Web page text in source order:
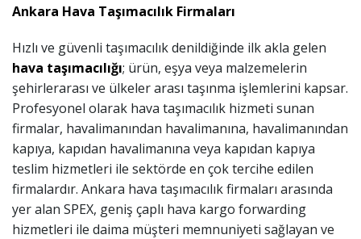
Ankara Hava Taşımacılık Firmaları
Hızlı ve güvenli taşımacılık denildiğinde ilk akla gelen
hava taşımacılığı; ürün, eşya veya malzemelerin
şehirlerarası ve ülkeler arası taşınma işlemlerini kapsar.
Profesyonel olarak hava taşımacılık hizmeti sunan
firmalar, havalimanından havalimanına, havalimanından
kapıya, kapıdan havalimanına veya kapıdan kapıya
teslim hizmetleri ile sektörde en çok tercihe edilen
firmalardır. Ankara hava taşımacılık firmaları arasında
yer alan SPEX, geniş çaplı hava kargo forwarding
hizmetleri ile daima müşteri memnuniyeti sağlayan ve